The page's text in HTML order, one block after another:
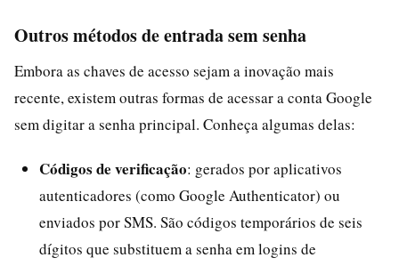
Outros métodos de entrada sem senha
Embora as chaves de acesso sejam a inovação mais
recente, existem outras formas de acessar a conta Google
sem digitar a senha principal. Conheça algumas delas:
Códigos de verificação: gerados por aplicativos
autenticadores (como Google Authenticator) ou
enviados por SMS. São códigos temporários de seis
dígitos que substituem a senha em logins de